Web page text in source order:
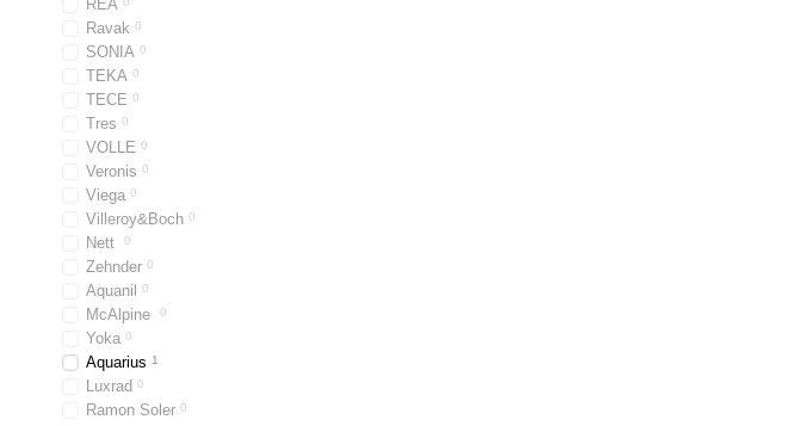
REA
Ravak 0
SONIA 0
TEKA 0
TECE 0
Tres 0
VOLLE 0
Veronis 0
Viega 0
Villeroy&Boch 0
Nett 0
Zehnder 0
Aquanil 0
McAlpine 0
Yoka 0
Aquarius 1
Luxrad 0
Ramon Soler 0